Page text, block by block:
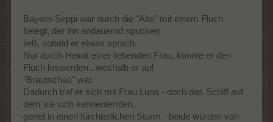
Bayern-Seppi war durch die "Alte" mit einem Fluch
belegt, der ihn andauernd spucken
ließ, sobald er etwas sprach.
Nur durch Heirat einer liebenden Frau, konnte er den
Fluch loswerden...weshalb er auf
"Brautschau" war.
Dadurch traf er sich mit Frau Luna - doch das Schiff auf
dem sie sich kennenlernten,
geriet in einen fürchterlichen Sturm - beide wurden von